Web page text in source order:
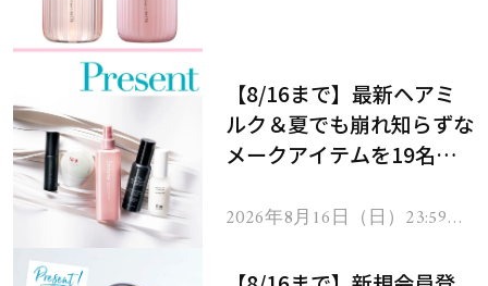
【8/16まで】最新ヘアミ
ルク＆夏でも崩れ知らずな
メークアイテムを19名様
2026年8月16日（日）23:59ま